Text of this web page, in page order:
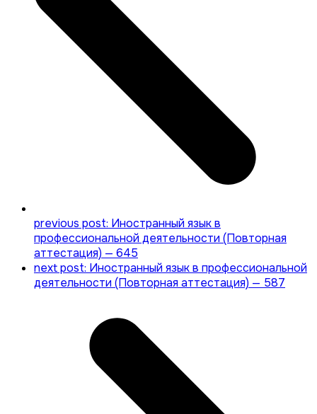
previous post: Иностранный язык в
профессиональной деятельности (Повторная
аттестация) — 645
next post: Иностранный язык в профессиональной
деятельности (Повторная аттестация) — 587